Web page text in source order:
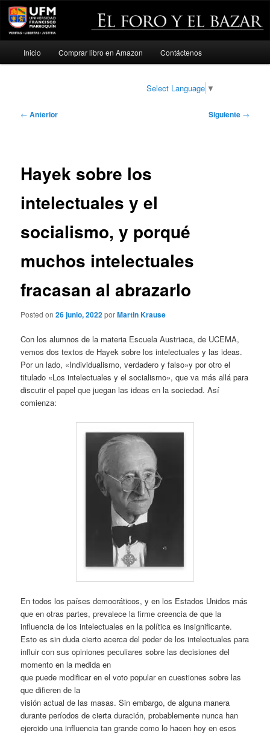
Ir
Inicio Comprar libro en Amazon Contáctenos
Select Language ▼
Navegación
← Anterior Siguiente →
Hayek sobre los
intelectuales y el
socialismo, y porqué
muchos intelectuales
fracasan al abrazarlo
Posted on26 junio, 2022porMartin Krause
Con los alumnos de la materia Escuela Austriaca, de UCEMA,
vemos dos textos de Hayek sobre los intelectuales y las ideas.
Por un lado, «Individualismo, verdadero y falso»y por otro el
titulado «Los intelectuales y el socialismo», que va más allá para
discutir el papel que juegan las ideas en la sociedad. Así
comienza:
En todos los países democráticos, y en los Estados Unidos más
que en otras partes, prevalece la firme creencia de que la
influencia de los intelectuales en la política es insignificante.
Esto es sin duda cierto acerca del poder de los intelectuales para
influir con sus opiniones peculiares sobre las decisiones del
momento en la medida en
que puede modificar en el voto popular en cuestiones sobre las
que difieren de la
visión actual de las masas. Sin embargo, de alguna manera
durante períodos de cierta duración, probablemente nunca han
ejercido una influencia tan grande como lo hacen hoy en esos